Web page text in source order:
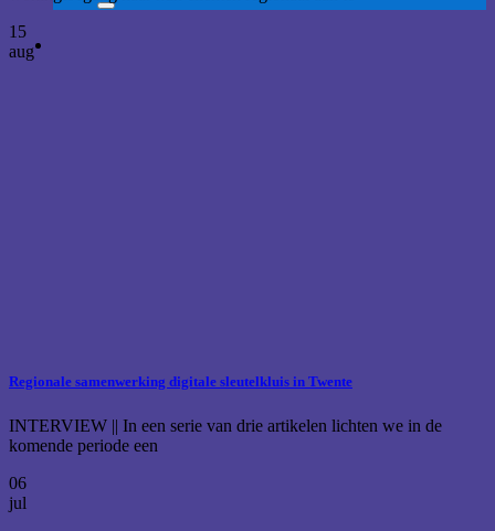
15
aug
Regionale samenwerking digitale sleutelkluis in Twente
INTERVIEW || In een serie van drie artikelen lichten we in de
komende periode een
06
jul